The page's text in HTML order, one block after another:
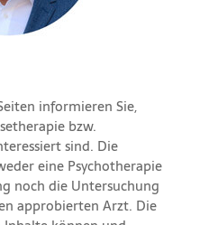
informieren Sie,
bzw.
sind. Die
eine Psychotherapie
noch die Untersuchung
approbierten Arzt. Die